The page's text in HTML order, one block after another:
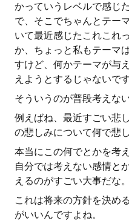
かっていうレベルで感じ
で、そこでちゃんとテー
いて最近感じたこれこれ
か、ちょっと私もテーマ
すけど、何かテーマが与
えようとするじゃないです
そういうのが普段考えな
例えばね、最近すごい悲
の悲しみについて何で悲
本当にこの何でとかを考
自分では考えない感情と
えるのがすごい大事だな。
これは将来の方針を決め
がいいんですよね。